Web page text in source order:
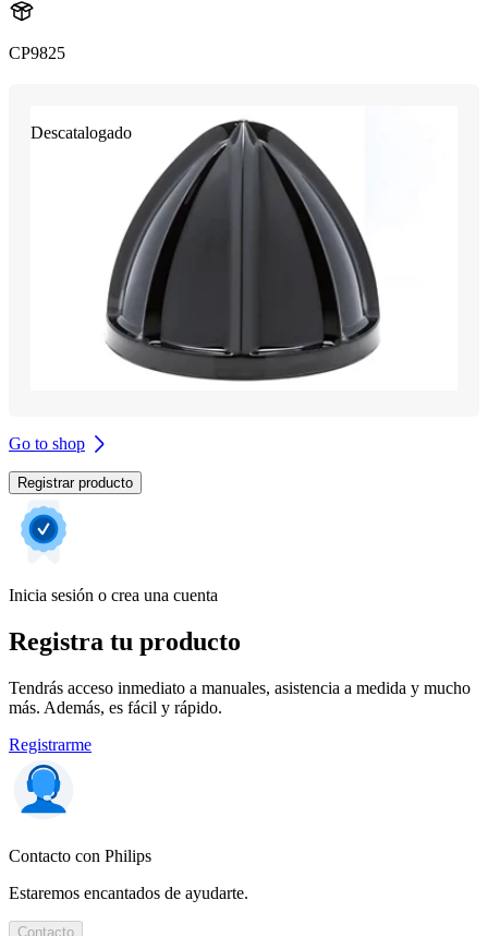
CP9825
Descatalogado
Go to shop
Registrar producto
Inicia sesión o crea una cuenta
Registra tu producto
Tendrás acceso inmediato a manuales, asistencia a medida y mucho
más. Además, es fácil y rápido.
Registrarme
Contacto con Philips
Estaremos encantados de ayudarte.
Contacto